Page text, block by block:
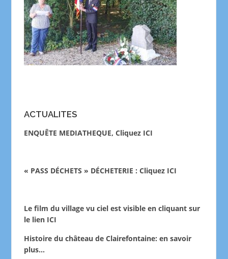
ACTUALITES
ENQUÊTE MEDIATHEQUE, Cliquez ICI
« PASS DÉCHETS » DÉCHETERIE : Cliquez ICI
Le film du village vu ciel est visible en cliquant sur
le lien ICI
Histoire du château de Clairefontaine: en savoir
plus…